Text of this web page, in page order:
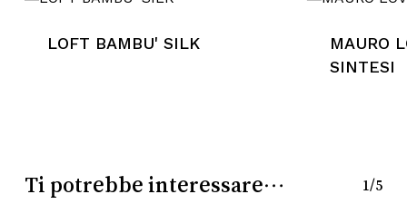
Nessun prodotto nel
LOFT BAMBU' SILK
MAURO
SINTESI
Ti potrebbe interessare… 1/5